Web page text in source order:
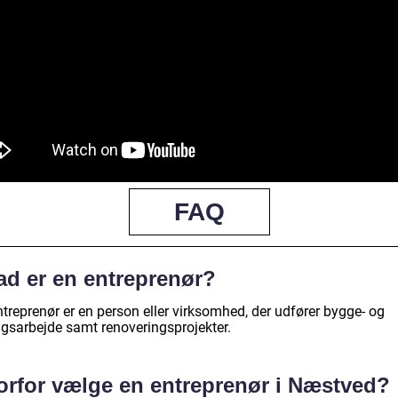
FAQ
er en entreprenør?
er en person eller virksomhed, der udfører bygge- og
samt renoveringsprojekter.
vælge en entreprenør i Næstved?